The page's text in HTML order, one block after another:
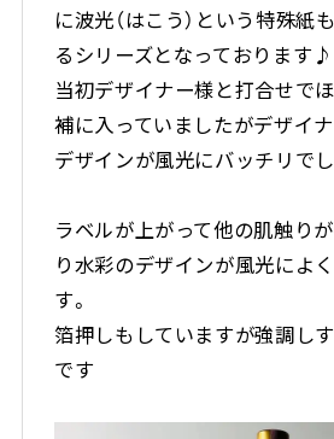
に波光（はこう）という特殊紙
るシリーズとなっております♪
当初デザイナー様と打合せで
補に入っていましたがデザイ
デザインが風光にバッチリでし
ラベルが上がって他の肌触り
り水彩のデザインが風光によ
す。
箔押しもしていますが強調し
です